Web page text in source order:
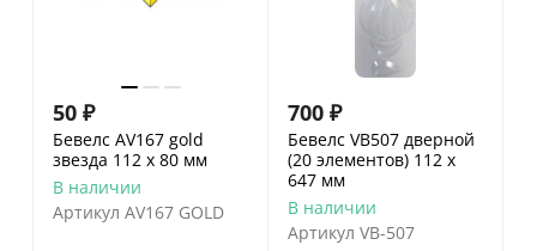
50 ₽
Бевелс AV167 gold
звезда 112 x 80 мм
В наличии
Артикул AV167 GOLD
700 ₽
Бевелс VB507 дверной
(20 элементов) 112 х
647 мм
В наличии
Артикул VB-507